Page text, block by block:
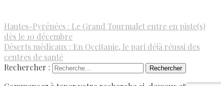
Hautes-Pyrénées : Le Grand Tourmalet entre en piste(s)
dès le 10 décembre
Déserts médicaux : En Occitanie, le pari déjà réussi des
centres de santé
Rechercher :